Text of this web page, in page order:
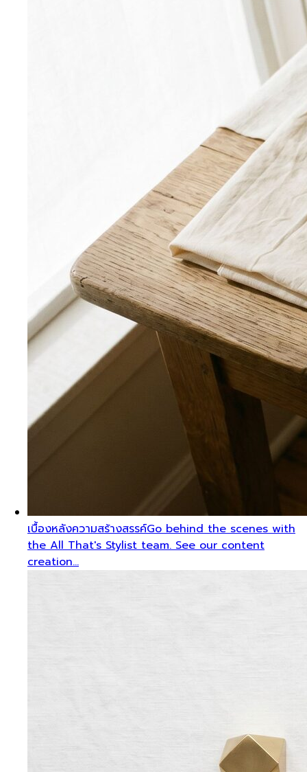
เบื้องหลังความสร้างสรรค์Go behind the scenes with
the All That's Stylist team. See our content
creation…